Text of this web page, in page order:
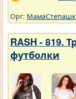
Орг:
RASH - 819.
футболки